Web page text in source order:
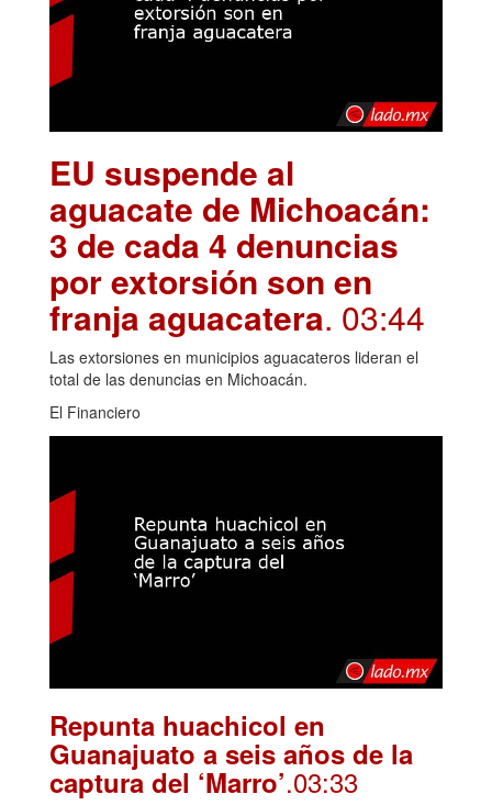
EU suspende al
aguacate de Michoacán:
3 de cada 4 denuncias
por extorsión son en
franja aguacatera. 03:44
Las extorsiones en municipios aguacateros lideran el
total de las denuncias en Michoacán.
El Financiero
Repunta huachicol en
Guanajuato a seis años de la
captura del ‘Marro’.03:33